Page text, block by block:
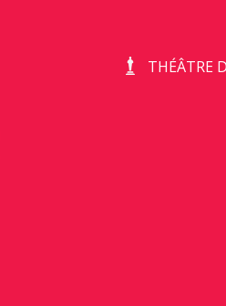
THÉÂTRE
STONE-